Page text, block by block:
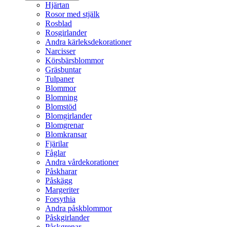
Hjärtan
Rosor med stjälk
Rosblad
Rosgirlander
Andra kärleksdekorationer
Narcisser
Körsbärsblommor
Gräsbuntar
Tulpaner
Blommor
Blomning
Blomstöd
Blomgirlander
Blomgrenar
Blomkransar
Fjärilar
Fåglar
Andra vårdekorationer
Påskharar
Påskägg
Margeriter
Forsythia
Andra påskblommor
Påskgirlander